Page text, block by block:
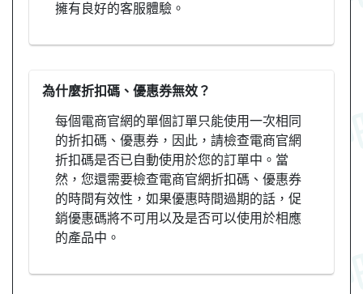
擁有良好的客服體驗。
為什麼折扣碼、優惠券無效？
每個電商官網的單個訂單只能使用一次相同
的折扣碼、優惠券，因此，請檢查電商官網
折扣碼是否已自動使用於您的訂單中。當
然，您還需要檢查電商官網折扣碼、優惠券
的時間有效性，如果優惠時間過期的話，促
銷優惠碼將不可用以及是否可以使用於相應
的產品中。